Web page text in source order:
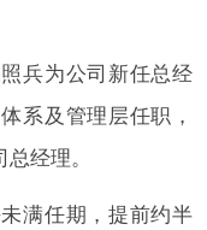
兵为公司新任总经
系及管理层任职，
经理。
满任期，提前约半